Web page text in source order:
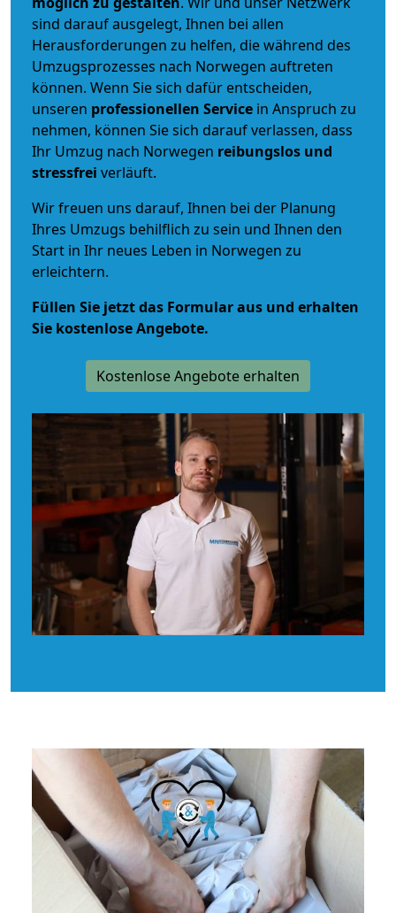
sind darauf ausgelegt, Ihnen bei allen
Herausforderungen zu helfen, die während des
Umzugsprozesses nach Norwegen auftreten
können. Wenn Sie sich dafür entscheiden,
unseren professionellen Service in Anspruch zu
nehmen, können Sie sich darauf verlassen, dass
Ihr Umzug nach Norwegen reibungslos und
stressfrei verläuft.
Wir freuen uns darauf, Ihnen bei der Planung
Ihres Umzugs behilflich zu sein und Ihnen den
Start in Ihr neues Leben in Norwegen zu
erleichtern.
Füllen Sie jetzt das Formular aus und erhalten
Sie kostenlose Angebote.
Kostenlose Angebote erhalten